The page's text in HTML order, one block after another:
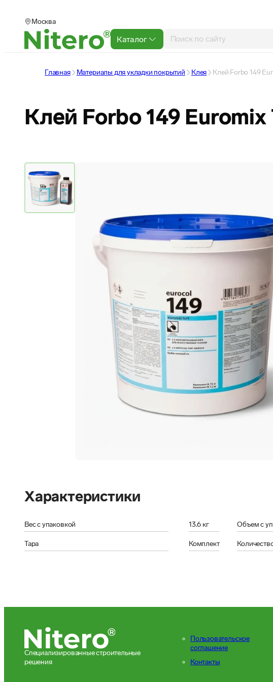
Москва
Каталог
Главная Материалы для укладки покрытий Клея Клей Forbo 149
Клей Forbo 149
Характеристики
Вес с упаковкой 13.6 кг Объем с
Тара Комплект
Специализированные строительные
решения
Пользовательское
соглашение
Контакты